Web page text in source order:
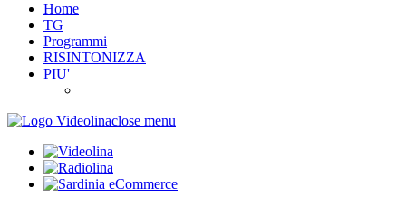
Home
TG
Programmi
RISINTONIZZA
PIU'
close menu